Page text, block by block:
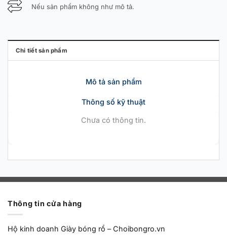
Nếu sản phẩm không như mô tả.
Chi tiết sản phẩm
Mô tả sản phẩm
Thông số kỹ thuật
Chưa có thông tin.
Thông tin cửa hàng
Hộ kinh doanh Giày bóng rổ – Choibongro.vn